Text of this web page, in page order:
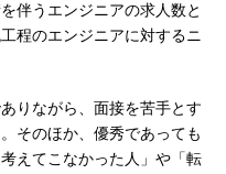
伴うエンジニアの求人数と
程のエンジニアに対するニ
りながら、面接を苦手とす
そのほか、優秀であっても
えてこなかった人」や「転